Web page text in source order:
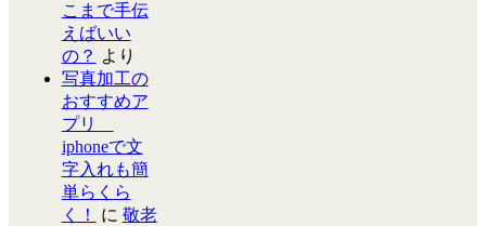
こまで手伝
えばいい
の？ より
写真加工の
おすすめア
プリ
iphoneで文
字入れも簡
単らくら
く！
に 敬老